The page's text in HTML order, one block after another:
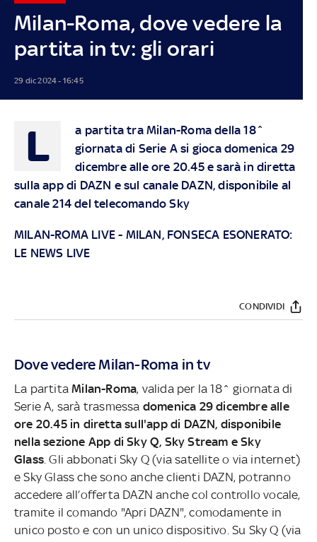
Milan-Roma, dove vedere la
partita in tv: gli orari
29 dic 2024 - 16:45
L
a partita tra Milan-Roma della 18^
giornata di Serie A si gioca domenica 29
dicembre alle ore 20.45 e sarà in diretta
sulla app di DAZN e sul canale DAZN, disponibile al
canale 214 del telecomando Sky
MILAN-ROMA LIVE - MILAN, FONSECA ESONERATO:
LE NEWS LIVE
CONDIVIDI
Dove vedere Milan-Roma in tv
La partitaMilan-Roma, valida per la 18^ giornata di
Serie A, sarà trasmessa domenica 29 dicembre alle
ore 20.45 in diretta sull'app di DAZN, disponibile
nella sezione App di Sky Q, Sky Stream e Sky
Glass . Gli abbonati Sky Q (via satellite o via internet)
e Sky Glass che sono anche clienti DAZN, potranno
accedere all’offerta DAZN anche col controllo vocale,
tramite il comando "Apri DAZN", comodamente in
unico posto e con un unico dispositivo. Su Sky Q (via